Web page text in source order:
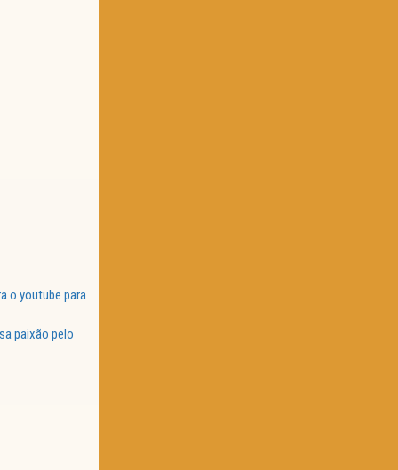
o youtube para
paixão pelo